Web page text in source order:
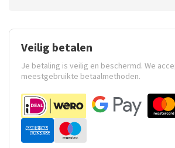
Veilig betalen
Je betaling is veilig en beschermd. We
meestgebruikte betaalmethoden.